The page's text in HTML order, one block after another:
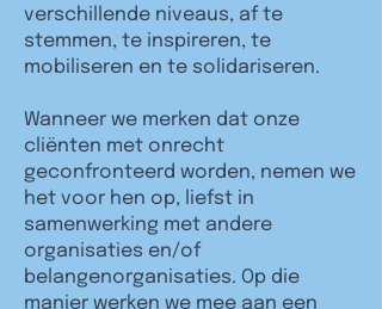
verschillende niveaus, af te
stemmen, te inspireren, te
mobiliseren en te solidariseren.
Wanneer we merken dat onze
cliënten met onrecht
geconfronteerd worden, nemen we
het voor hen op, liefst in
samenwerking met andere
organisaties en/of
belangenorganisaties. Op die
manier werken we mee aan een